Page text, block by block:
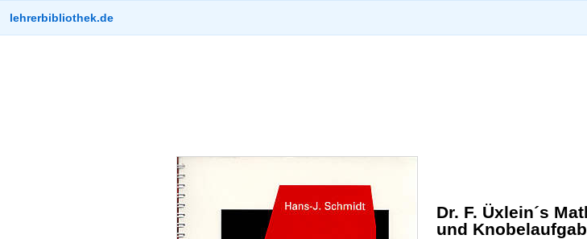
lehrerbibliothek.de
Dr. F. Üxlein´s
und